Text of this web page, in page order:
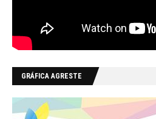
GRÁFICA AGRESTE